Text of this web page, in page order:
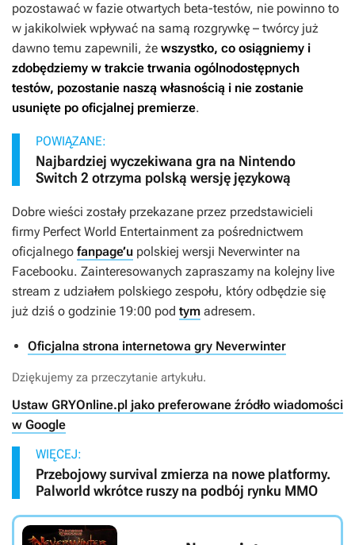
pozostawać w fazie otwartych beta-testów, nie powinno to
w jakikolwiek wpływać na samą rozgrywkę – twórcy już
dawno temu zapewnili, że wszystko, co osiągniemy i
zdobędziemy w trakcie trwania ogólnodostępnych
testów, pozostanie naszą własnością i nie zostanie
usunięte po oficjalnej premierze.
POWIĄZANE:
Najbardziej wyczekiwana gra na Nintendo
Switch 2 otrzyma polską wersję językową
Dobre wieści zostały przekazane przez przedstawicieli
firmy Perfect World Entertainment za pośrednictwem
oficjalnego fanpage’u polskiej wersji Neverwinterna
Facebooku. Zainteresowanych zapraszamy na kolejny live
stream z udziałem polskiego zespołu, który odbędzie się
już dziś o godzinie 19:00 pod tym adresem.
Oficjalna strona internetowa gry Neverwinter
Dziękujemy za przeczytanie artykułu.
Ustaw GRYOnline.pl jako preferowane źródło wiadomości
w Google
WIĘCEJ:
Przebojowy survival zmierza na nowe platformy.
Palworld wkrótce ruszy na podbój rynku MMO